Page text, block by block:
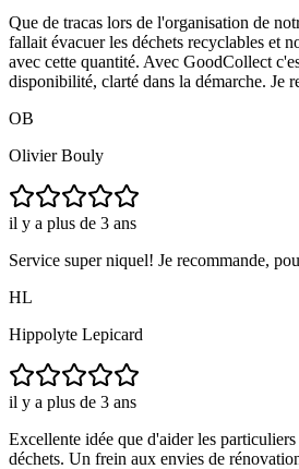
Que de tracas lors de l'organisation de
fallait évacuer les déchets recyclables et
avec cette quantité. Avec GoodCollect
disponibilité, clarté dans la démarche. Je
OB
Olivier Bouly
il y a plus de 3 ans
Service super niquel! Je recommande,
HL
Hippolyte Lepicard
il y a plus de 3 ans
Excellente idée que d'aider les
déchets. Un frein aux envies de